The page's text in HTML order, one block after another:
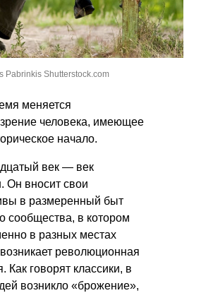
Pabrinkis Shutterstock.com
меняется
человека, имеющее
начало.
век — век
Он вносит свои
в размеренный быт
сообщества, в котором
в разных местах
революционная
Как говорят классики, в
возникло «брожение»,